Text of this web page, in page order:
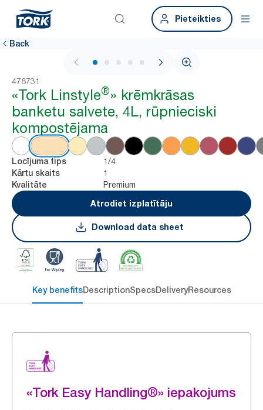
Pieteikties
Back
1 / 5
478731
«Tork Linstyle®» krēmkrāsas
banketu salvete, 4L, rūpnieciski
kompostējama
Locījuma tips 1/4
Kārtu skaits 1
Kvalitāte
Premium
Atrodiet izplatītāju
Download data sheet
Key benefitsDescriptionSpecsDeliveryResources
«Tork Easy Handling®» iepakojums